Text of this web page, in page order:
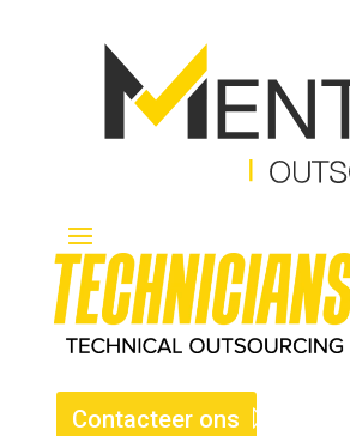
Contacteer ons